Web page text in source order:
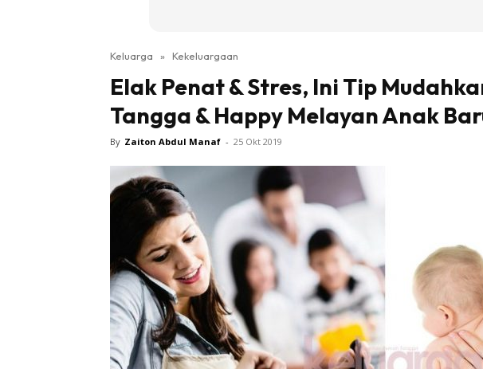
Keluarga » Kekeluargaan
Elak Penat & Stres, Ini Tip
Tangga & Happy Melayan Anak
By Zaiton Abdul Manaf - 25 Okt 2019